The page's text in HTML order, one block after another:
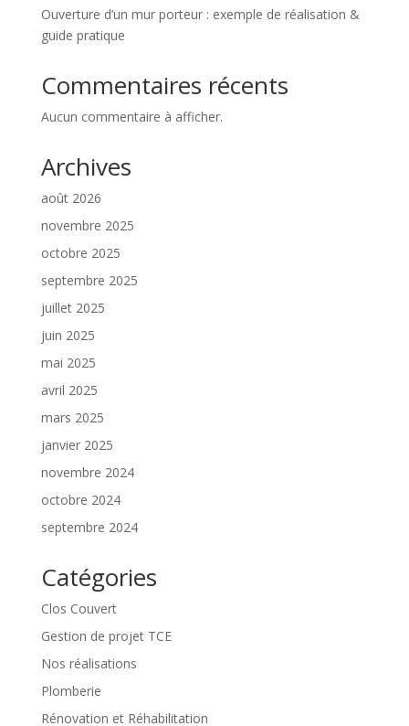
Ouverture d’un mur porteur : exemple de réalisation &
guide pratique
Commentaires récents
Aucun commentaire à afficher.
Archives
août 2026
novembre 2025
octobre 2025
septembre 2025
juillet 2025
juin 2025
mai 2025
avril 2025
mars 2025
janvier 2025
novembre 2024
octobre 2024
septembre 2024
Catégories
Clos Couvert
Gestion de projet TCE
Nos réalisations
Plomberie
Rénovation et Réhabilitation